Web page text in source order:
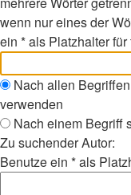
wenn nur eines der
ein * als Platzhalter
Nach allen
verwenden
Nach einem Begriff
Zu suchender Autor:
Benutze ein * als